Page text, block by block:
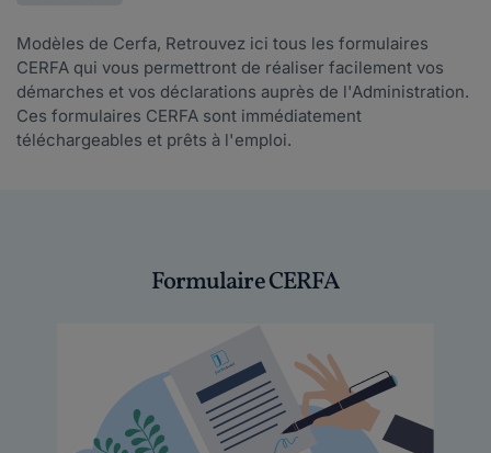
Formulaire CERFA
Modèles de Cerfa, Retrouvez ici tous les formulaires
CERFA qui vous permettront de réaliser facilement vos
démarches et vos déclarations auprès de l'Administration.
Ces formulaires CERFA sont immédiatement
téléchargeables et prêts à l'emploi.